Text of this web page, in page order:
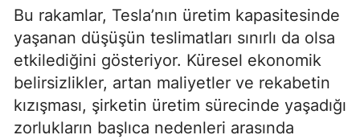
Bu rakamlar, Tesla’nın üretim kapasitesinde
yaşanan düşüşün teslimatları sınırlı da olsa
etkilediğini gösteriyor. Küresel ekonomik
belirsizlikler, artan maliyetler ve rekabetin
kızışması, şirketin üretim sürecinde yaşadığı
zorlukların başlıca nedenleri arasında